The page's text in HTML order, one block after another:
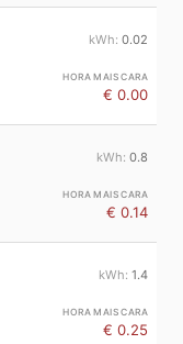
0.02
€ 0.00
0.8
€ 0.14
1.4
€ 0.25